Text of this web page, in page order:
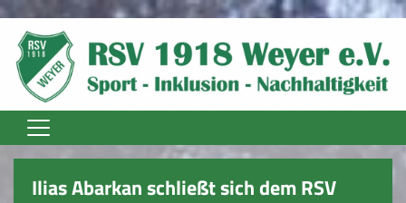
Home
Ilias Abarkan schließt sich dem RSV